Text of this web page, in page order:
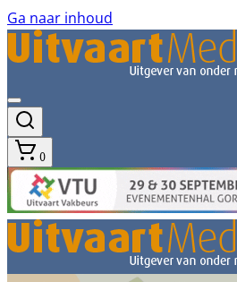
Ga naar inhoud
0